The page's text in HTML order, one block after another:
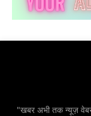
"खबर अभी तक न्यूज़